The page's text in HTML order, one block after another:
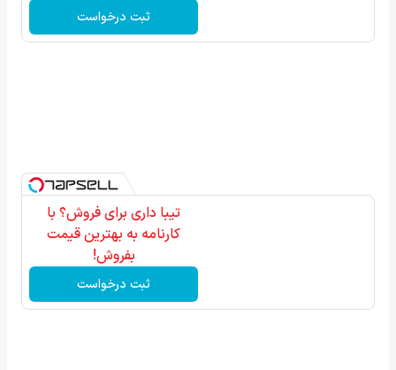
ثبت درخواست
تیبا داری برای فروش؟ با
کارنامه به بهترین قیمت
بفروش!
ثبت درخواست